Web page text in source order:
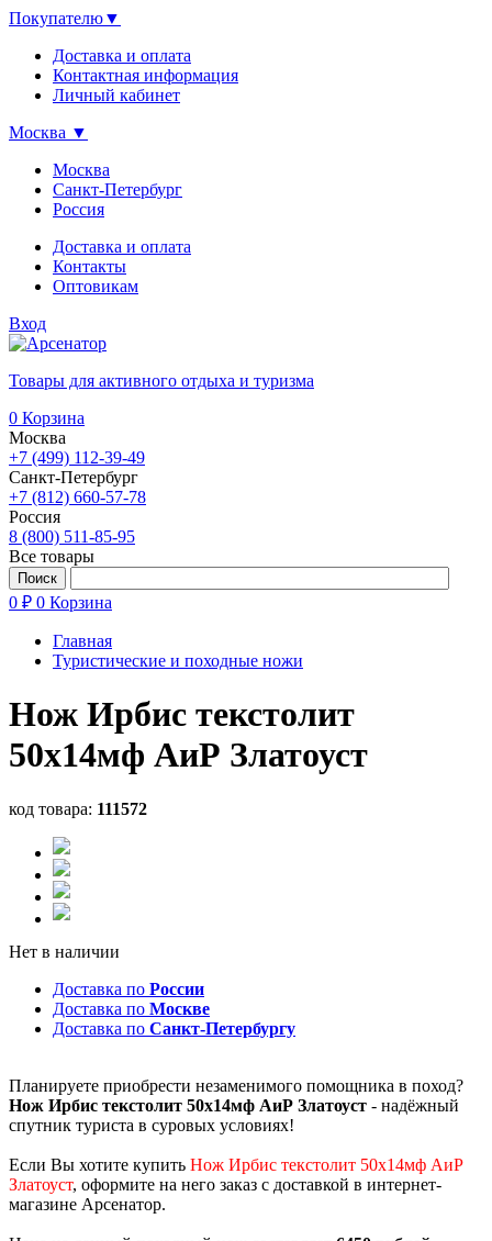
Покупателю▼
Доставка и оплата
Контактная информация
Личный кабинет
Москва ▼
Москва
Санкт-Петербург
Россия
Доставка и оплата
Контакты
Оптовикам
Вход
Товары для активного отдыха и туризма
0 Корзина
Москва
+7 (499) 112-39-49
Санкт-Петербург
+7 (812) 660-57-78
Россия
8 (800) 511-85-95
Все товары
0 ₽ 0 Корзина
Главная
Туристические и походные ножи
Нож Ирбис текстолит
50х14мф АиР Златоуст
код товара: 111572
Нет в наличии
Доставка по России
Доставка по Москве
Доставка по Санкт-Петербургу
Планируете приобрести незаменимого помощника в поход?
Нож Ирбис текстолит 50х14мф АиР Златоуст - надёжный
спутник туриста в суровых условиях!
Если Вы хотите купить Нож Ирбис текстолит 50х14мф АиР
Златоуст, оформите на него заказ с доставкой в интернет-
магазине Арсенатор.